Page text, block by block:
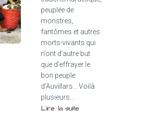
peuplée de
monstres,
fantômes et autres
morts-vivants qui
n’ont d’autre but
que d’effrayer le
bon peuple
d’Auvillars… Voilà
plusieurs...
Lire la suite